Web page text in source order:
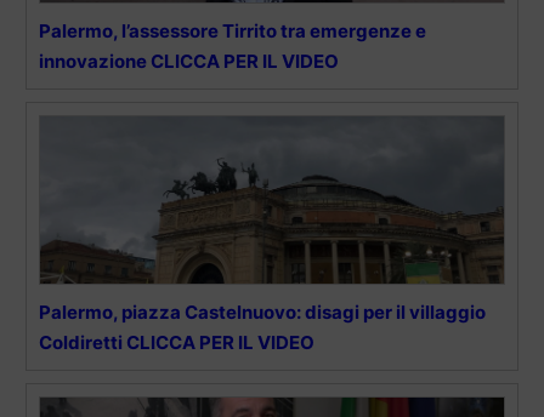
Palermo, l’assessore Tirrito tra emergenze e
innovazione CLICCA PER IL VIDEO
Palermo, piazza Castelnuovo: disagi per il villaggio
Coldiretti CLICCA PER IL VIDEO